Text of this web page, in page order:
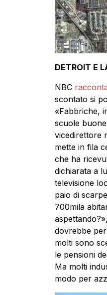
DETROIT E
NBC
scontato si
«Fabbriche,
scuole
vicedirettore
mette in fila
che ha
dichiarata a
televisione
paio di
700mila
dovrebbe
molti sono
le pensioni
Ma molti
modo per